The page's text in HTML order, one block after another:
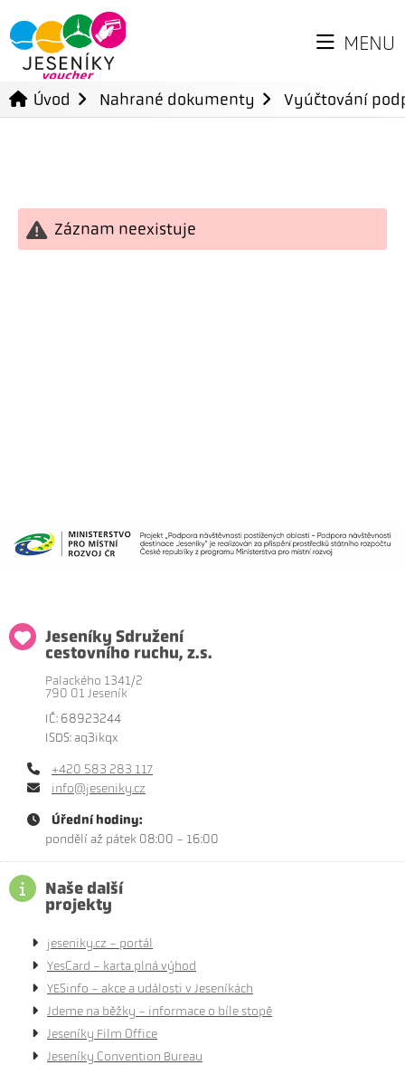
MENU
Úvod Nahrané dokumenty Vyúčtování
Záznam neexistuje
Jeseníky Sdružení
cestovního ruchu, z.s.
Palackého 1341/2
790 01 Jeseník
IČ: 68923244
ISDS: aq3ikqx
+420 583 283 117
info@jeseniky.cz
Úřední hodiny:
pondělí až pátek 08:00 - 16:00
Naše další
projekty
jeseniky.cz - portál
YesCard - karta plná výhod
YESinfo - akce a události v Jeseníkách
Jdeme na běžky - informace o bíle stopě
Jeseníky Film Office
Jeseníky Convention Bureau